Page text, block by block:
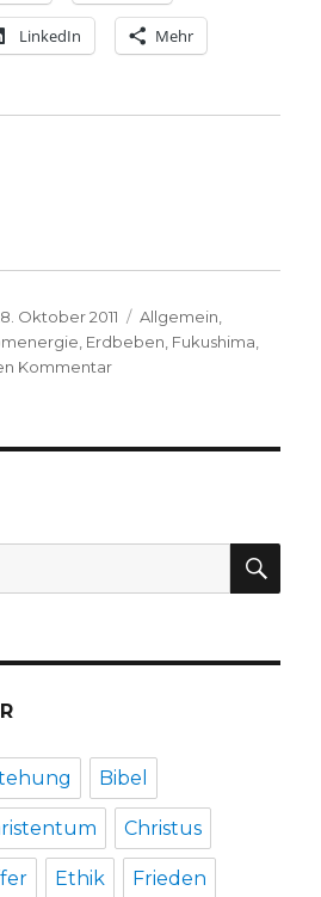
LinkedIn Mehr
Oktober 2011 Kategorien
Allgemein
Erdbeben Fukushima
Kommentarzu
Rezension
Christoph
2011
Bibel
Christus
Ethik Frieden